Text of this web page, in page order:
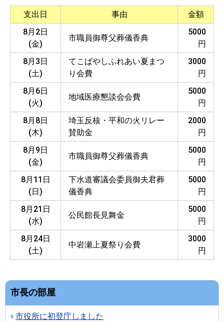
支出日 事由
金額
8月2日
(金)
市職員御尊父葬儀香典
5000
円
8月3日
(土)
てこばやしふれあい夏まつ
り会費
3000
円
8月6日
(火)
地域医療懇談会会費
5000
円
8月8日
(木)
埼玉反核・平和の火リレー
賛助金
2000
円
8月9日
(金)
市職員御尊父葬儀香典
5000
円
8月11日
(日)
下水道審議会委員御夫君葬
儀香典
5000
円
8月21日
(水)
公民館長見舞金
5000
円
8月24日
(土)
中岩瀬上夏祭り会費
3000
円
市長の部屋
市役所に初登庁しました